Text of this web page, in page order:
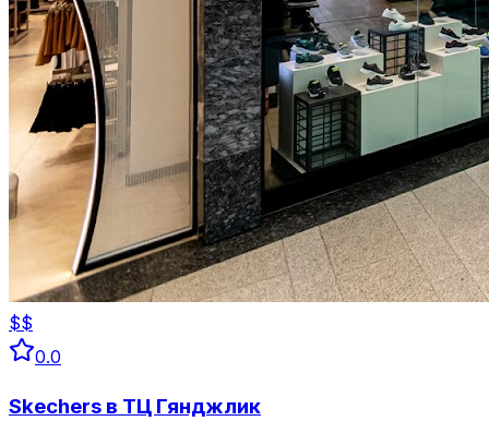
$$
0.0
Skechers в ТЦ Гянджлик